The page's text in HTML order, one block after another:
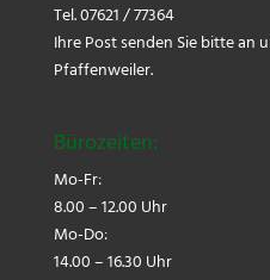
Tel. 07621 / 77364
Ihre Post senden Sie bitte an
Pfaffenweiler.
Bürozeiten:
Mo-Fr:
8.00 – 12.00 Uhr
Mo-Do:
14.00 – 16.30 Uhr